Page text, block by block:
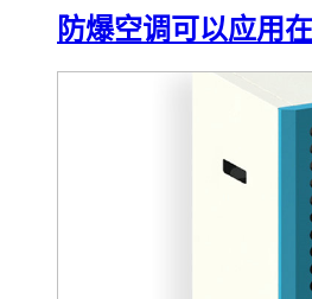
防爆空调可以应用